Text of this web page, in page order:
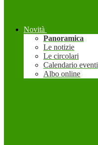
Novità
Panoramica
Le notizie
Le circolari
Calendario eventi
Albo online